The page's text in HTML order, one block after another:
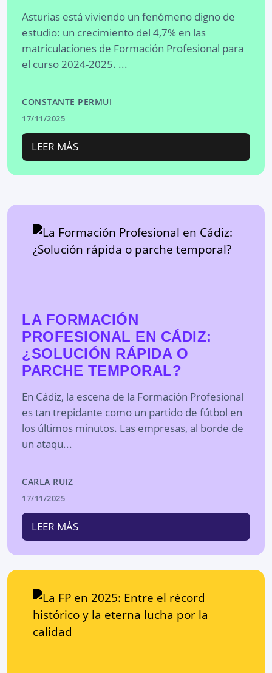
Asturias está viviendo un fenómeno digno de
estudio: un crecimiento del 4,7% en las
matriculaciones de Formación Profesional para
el curso 2024-2025. ...
CONSTANTE PERMUI
17/11/2025
LEER MÁS
LA FORMACIÓN
PROFESIONAL EN CÁDIZ:
¿SOLUCIÓN RÁPIDA O
PARCHE TEMPORAL?
En Cádiz, la escena de la Formación Profesional
es tan trepidante como un partido de fútbol en
los últimos minutos. Las empresas, al borde de
un ataqu...
CARLA RUIZ
17/11/2025
LEER MÁS